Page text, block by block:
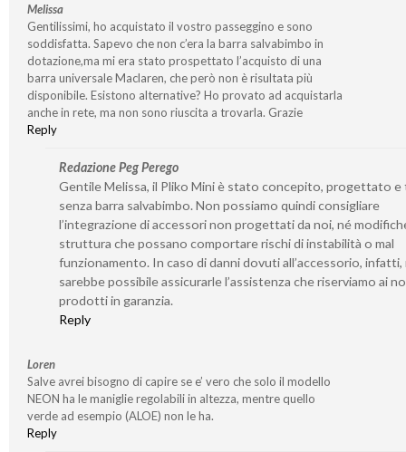
Melissa
Gentilissimi, ho acquistato il vostro passeggino e sono
soddisfatta. Sapevo che non c’era la barra salvabimbo in
dotazione,ma mi era stato prospettato l’acquisto di una
barra universale Maclaren, che però non è risultata più
disponibile. Esistono alternative? Ho provato ad acquistarla
anche in rete, ma non sono riuscita a trovarla. Grazie
Reply
Redazione Peg Perego
Gentile Melissa, il Pliko Mini è stato concepito, progettato
senza barra salvabimbo. Non possiamo quindi consigliare
l’integrazione di accessori non progettati da noi, né
struttura che possano comportare rischi di instabilità o mal
funzionamento. In caso di danni dovuti all’accessorio, infatti,
sarebbe possibile assicurarle l’assistenza che riserviamo ai
prodotti in garanzia.
Reply
Loren
Salve avrei bisogno di capire se e’ vero che solo il modello
NEON ha le maniglie regolabili in altezza, mentre quello
verde ad esempio (ALOE) non le ha.
Reply